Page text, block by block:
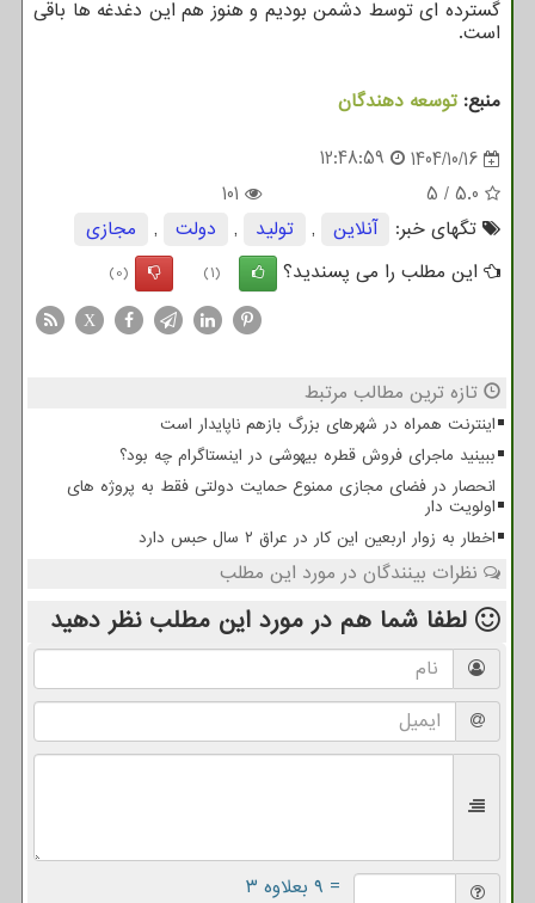
گسترده ای توسط دشمن بودیم و هنوز هم این دغدغه ها باقی
است.
منبع: توسعه دهندگان
1404/10/16
12:48:59
5.0
/
5
101
تگهای خبر:
آنلاین , تولید , دولت ,
مجازی
این مطلب را می پسندید؟
(1)
(0)
X
تازه ترین مطالب مرتبط
اینترنت همراه در شهرهای بزرگ بازهم ناپایدار است
ببینید ماجرای فروش قطره بیهوشی در اینستاگرام چه بود؟
انحصار در فضای مجازی ممنوع حمایت دولتی فقط به پروژه های
اولویت دار
اخطار به زوار اربعین این کار در عراق ۲ سال حبس دارد
نظرات بینندگان در مورد این مطلب
لطفا شما هم در مورد این مطلب نظر دهید
= ۹ بعلاوه ۳